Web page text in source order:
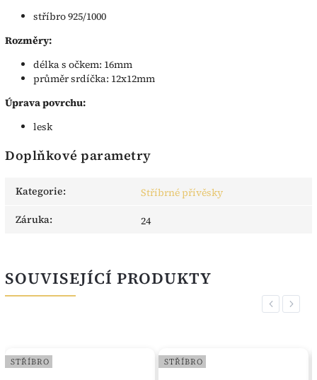
stříbro 925/1000
Rozměry:
délka s očkem: 16mm
průměr srdíčka: 12x12mm
Úprava povrchu:
lesk
Doplňkové parametry
Kategorie:
Stříbrné přívěsky
Záruka: 24
SOUVISEJÍCÍ PRODUKTY
Previous
STŘÍBRO STŘÍBRO
Next